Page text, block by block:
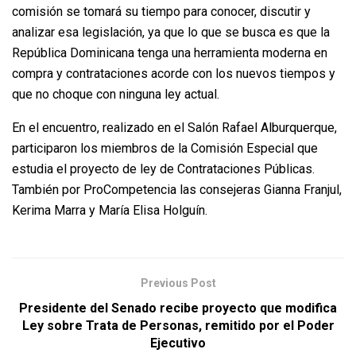
comisión se tomará su tiempo para conocer, discutir y
analizar esa legislación, ya que lo que se busca es que la
República Dominicana tenga una herramienta moderna en
compra y contrataciones acorde con los nuevos tiempos y
que no choque con ninguna ley actual.
En el encuentro, realizado en el Salón Rafael Alburquerque,
participaron los miembros de la Comisión Especial que
estudia el proyecto de ley de Contrataciones Públicas.
También por ProCompetencia las consejeras Gianna Franjul,
Kerima Marra y María Elisa Holguín.
Previous Post
Presidente del Senado recibe proyecto que modifica
Ley sobre Trata de Personas, remitido por el Poder
Ejecutivo